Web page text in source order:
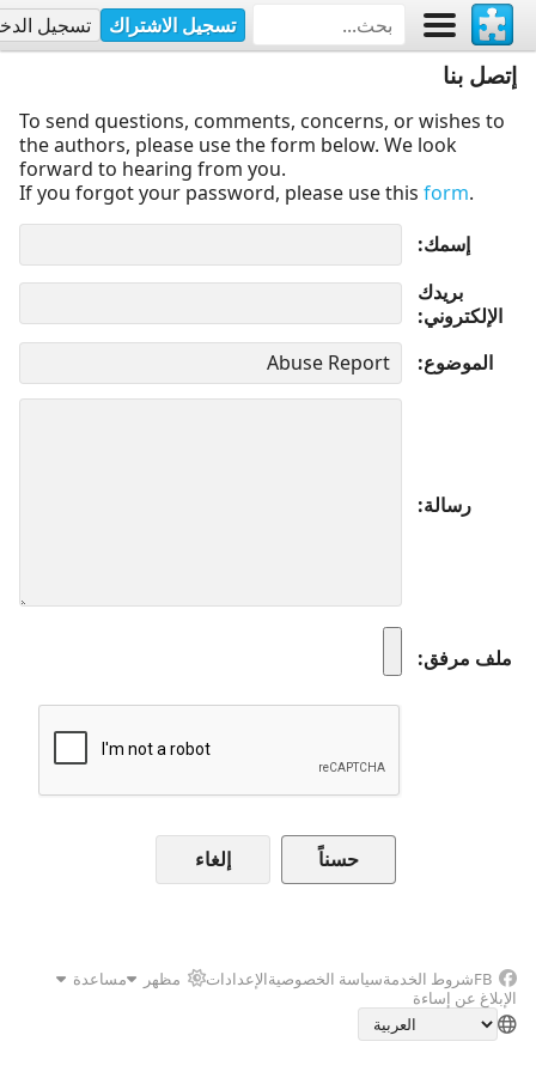
تسجيل الاشتراك تسجيل
إتصل بنا
To send questions, comments, concerns, or wishes to
the authors, please use the form below. We look
forward to hearing from you.
If you forgot your password, please use this form.
إسمك
بريدك
الإلكتروني
الموضوع
رسالة
ملف مرفق
إلغاء
FBشروط الخدمةسياسة الخصوصيةالإعدادات مظهر
مساعدة
الإبلاغ عن إساءة